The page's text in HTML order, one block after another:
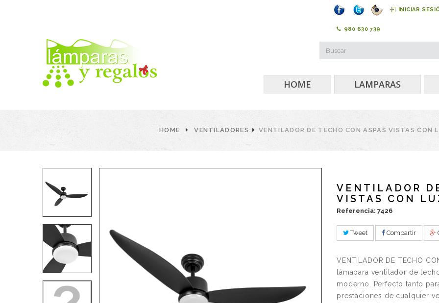
INICIAR
980 630 739
HOME LAMPARAS
HOME VENTILADORES VENTILADOR DE TECHO CON ASPAS VISTAS CON
VENTILADOR
VISTAS CON
Referencia: 7426
Tweet Compartir
VENTILADOR DE TECHO
lámapara ventilador de
moderno. Perfecto tanto
prestaciones de cualquier